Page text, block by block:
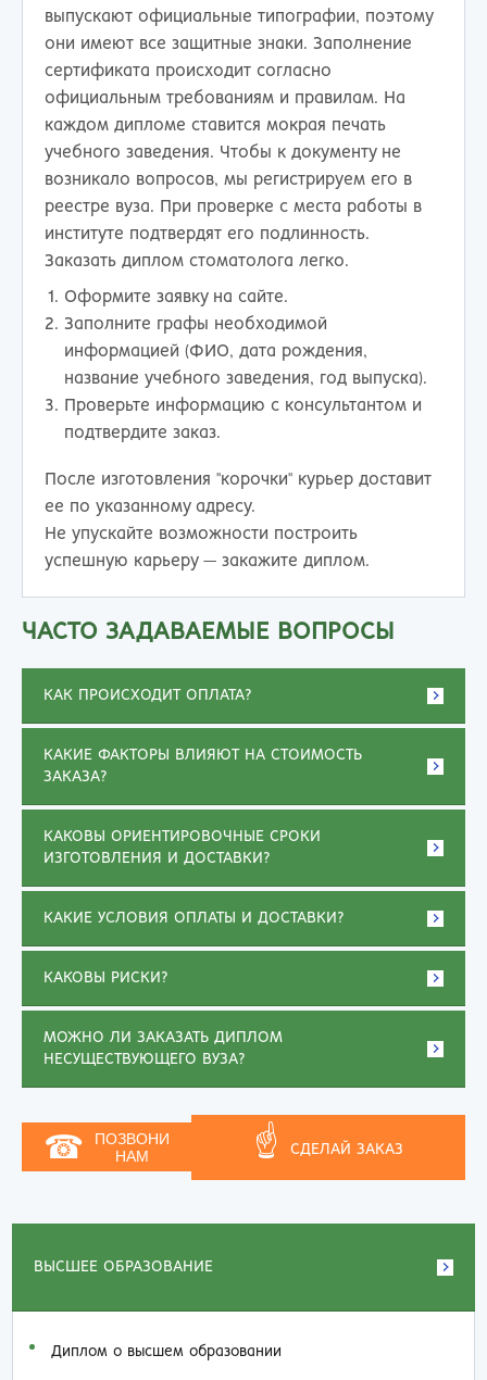
ВЫСШЕЕ ОБРАЗОВАНИЕ
Диплом о высшем образовании
выпускают официальные типографии, поэтому
они имеют все защитные знаки. Заполнение
сертификата происходит согласно
официальным требованиям и правилам. На
каждом дипломе ставится мокрая печать
учебного заведения. Чтобы к документу не
возникало вопросов, мы регистрируем его в
реестре вуза. При проверке с места работы в
институте подтвердят его подлинность.
Заказать диплом стоматолога легко.
Оформите заявку на сайте.
Заполните графы необходимой
информацией (ФИО, дата рождения,
название учебного заведения, год выпуска).
Проверьте информацию с консультантом и
подтвердите заказ.
После изготовления "корочки" курьер доставит
ее по указанному адресу.
Не упускайте возможности построить
успешную карьеру — закажите диплом.
ЧАСТО ЗАДАВАЕМЫЕ ВОПРОСЫ
КАК ПРОИСХОДИТ ОПЛАТА?
КАКИЕ ФАКТОРЫ ВЛИЯЮТ НА СТОИМОСТЬ
ЗАКАЗА?
КАКОВЫ ОРИЕНТИРОВОЧНЫЕ СРОКИ
ИЗГОТОВЛЕНИЯ И ДОСТАВКИ?
КАКИЕ УСЛОВИЯ ОПЛАТЫ И ДОСТАВКИ?
КАКОВЫ РИСКИ?
МОЖНО ЛИ ЗАКАЗАТЬ ДИПЛОМ
НЕСУЩЕСТВУЮЩЕГО ВУЗА?
☎
ПОЗВОНИ
НАМ
☝ СДЕЛАЙ ЗАКАЗ